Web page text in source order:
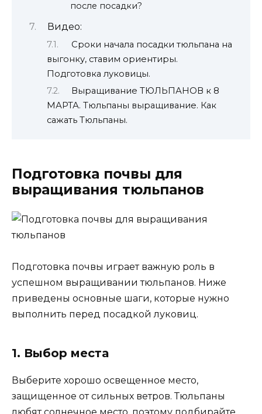
после посадки?
Видео:
Сроки начала посадки тюльпана на
выгонку, ставим ориентиры.
Подготовка луковицы.
Выращивание ТЮЛЬПАНОВ к 8
МАРТА. Тюльпаны выращивание. Как
сажать Тюльпаны.
Подготовка почвы для
выращивания тюльпанов
Подготовка почвы играет важную роль в
успешном выращивании тюльпанов. Ниже
приведены основные шаги, которые нужно
выполнить перед посадкой луковиц.
1. Выбор места
Выберите хорошо освещенное место,
защищенное от сильных ветров. Тюльпаны